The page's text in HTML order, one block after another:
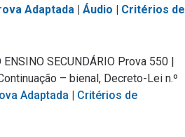
Adaptada | Áudio | Critérios de
SECUNDÁRIO Prova 550 |
– bienal, Decreto-Lei n.º
Adaptada | Critérios de